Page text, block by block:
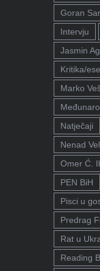
Goran
Intervju
Jasmin
Kritika/
Marko
Natječaji
Nenad
Omer Ć.
PEN BiH
Pisci u
Predrag
Rat u
Reading